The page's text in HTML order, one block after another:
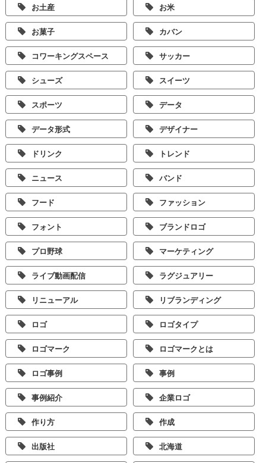
お土産 お米
お菓子 カバン
コワーキングスペース サッカー
シューズ スイーツ
スポーツ データ
データ形式 デザイナー
ドリンク トレンド
ニュース バンド
フード ファッション
フォント ブランドロゴ
プロ野球 マーケティング
ライブ動画配信 ラグジュアリー
リニューアル リブランディング
ロゴ ロゴタイプ
ロゴマーク ロゴマークとは
ロゴ事例 事例
事例紹介 企業ロゴ
作り方 作成
出版社 北海道